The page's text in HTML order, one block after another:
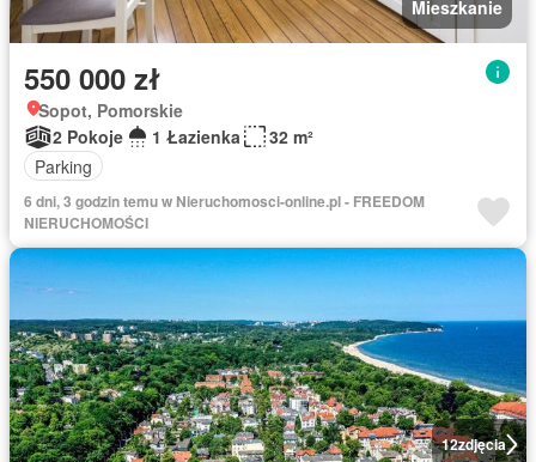
Mieszkanie
550 000 zł
Sopot, Pomorskie
2 Pokoje
1 Łazienka
32 m²
Parking
6 dni, 3 godzin temu w Nieruchomosci-online.pl - FREEDOM
NIERUCHOMOŚCI
12zdjęcia